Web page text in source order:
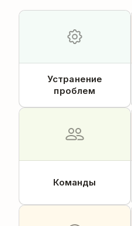
Устранение
проблем
Команды